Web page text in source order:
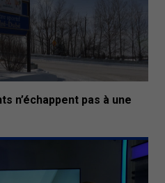
n’échappent pas à une